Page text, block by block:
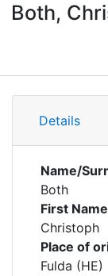
Both,
Details
Name/
Both
First Name
Christoph
Place of
Fulda (HE)